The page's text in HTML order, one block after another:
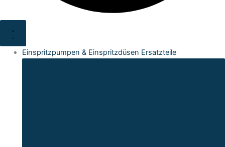
Einspritzpumpen & Einspritzdüsen Ersatzteile